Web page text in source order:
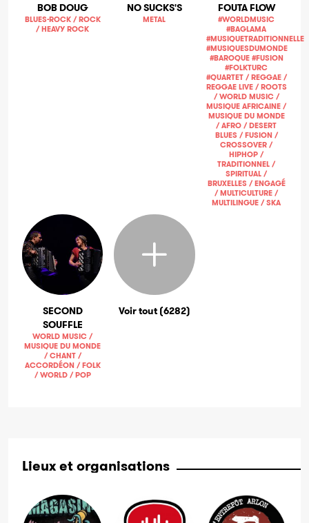
BOB DOUG
BLUES-ROCK / ROCK
/ HEAVY ROCK
NO SUCKS'S
METAL
FOUTA FLOW
#WORLDMUSIC
#BAGLAMA
#MUSIQUETRADITIONNELLE
#MUSIQUESDUMONDE
#BAROQUE #FUSION
#FOLKTURC
#QUARTET / REGGAE /
REGGAE LIVE / ROOTS
/ WORLD MUSIC /
MUSIQUE AFRICAINE /
MUSIQUE DU MONDE
/ AFRO / DESERT
BLUES / FUSION /
CROSSOVER /
HIPHOP /
TRADITIONNEL /
SPIRITUAL /
BRUXELLES / ENGAGÉ
/ MULTICULTURE /
MULTILINGUE / SKA
SECOND
SOUFFLE
WORLD MUSIC /
MUSIQUE DU MONDE
/ CHANT /
ACCORDÉON / FOLK
/ WORLD / POP
Voir tout (6282)
Lieux et organisations